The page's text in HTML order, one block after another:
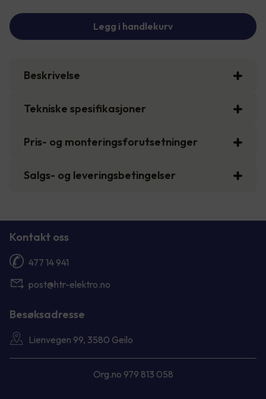
Legg i handlekurv
Beskrivelse
Tekniske spesifikasjoner
Pris- og monteringsforutsetninger
Salgs- og leveringsbetingelser
Kontakt oss
477 14 941
post@htr-elektro.no
Besøksadresse
Lienvegen 99, 3580 Geilo
Org.no 979 813 058